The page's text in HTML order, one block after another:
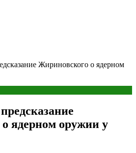
Жириновского о ядерном
ядерном оружии у